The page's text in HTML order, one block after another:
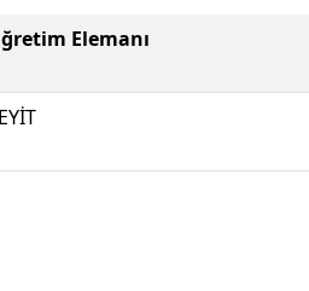
Elemanı